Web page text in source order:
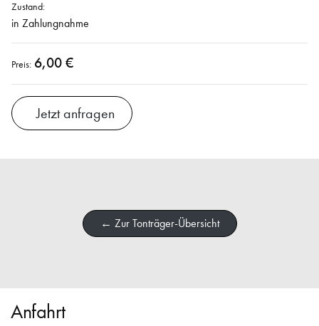
Zustand:
in Zahlungnahme
Preis: 6,00 €
Jetzt anfragen
← Zur Tonträger-Übersicht
Anfahrt